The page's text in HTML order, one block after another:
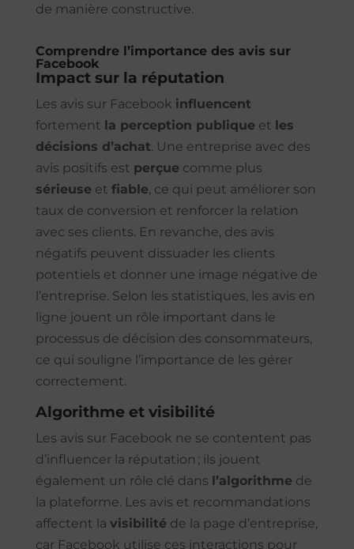
de manière constructive.
Comprendre l’importance des avis sur
Facebook
Impact sur la réputation
Les avis sur Facebook influencent
fortement la perception publiqueet les
décisions d’achat. Une entreprise avec des
avis positifs est perçuecomme plus
sérieuseet fiable, ce qui peut améliorer son
taux de conversion et renforcer la relation
avec ses clients. En revanche, des avis
négatifs peuvent dissuader les clients
potentiels et donner une image négative de
l’entreprise. Selon les statistiques, les avis en
ligne jouent un rôle important dans le
processus de décision des consommateurs,
ce qui souligne l’importance de les gérer
correctement.
Algorithme et visibilité
Les avis sur Facebook ne se contentent pas
d’influencer la réputation ; ils jouent
également un rôle clé dans l’algorithmede
la plateforme. Les avis et recommandations
affectent la visibilitéde la page d’entreprise,
car Facebook utilise ces interactions pour